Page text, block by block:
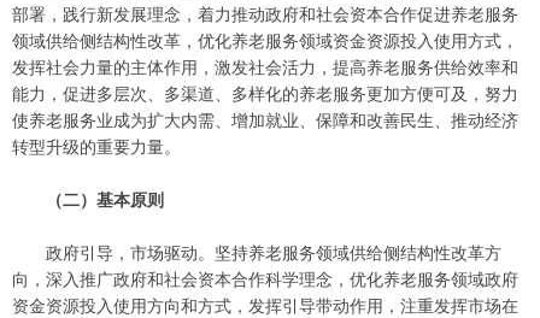
部署，践行新发展理念，着力推动政府和社会资本合作促进养老服务
领域供给侧结构性改革，优化养老服务领域资金资源投入使用方式，
发挥社会力量的主体作用，激发社会活力，提高养老服务供给效率和
能力，促进多层次、多渠道、多样化的养老服务更加方便可及，努力
使养老服务业成为扩大内需、增加就业、保障和改善民生、推动经济
转型升级的重要力量。
（二）基本原则
政府引导，市场驱动。坚持养老服务领域供给侧结构性改革方
向，深入推广政府和社会资本合作科学理念，优化养老服务领域政府
资金资源投入使用方向和方式，发挥引导带动作用，注重发挥市场在